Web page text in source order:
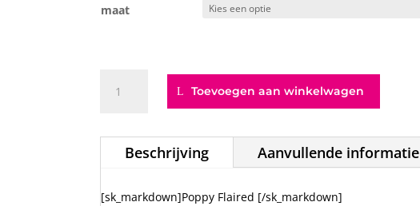
maat
Poppy
Toevoegen aan winkelwagen
Beschrijving Aanvullende informatie
[sk_markdown]Poppy Flaired [/sk_markdown]